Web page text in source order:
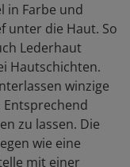
in Farbe und
unter die Haut. So
Lederhaut
Hautschichten.
winzige
zu lassen. Die
wie eine
mit einer